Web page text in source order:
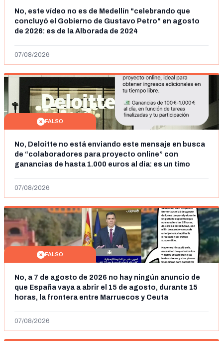
No, este vídeo no es de Medellín "celebrando que
concluyó el Gobierno de Gustavo Petro" en agosto
de 2026: es de la Alborada de 2024
07/08/2026
FALSO
No, Deloitte no está enviando este mensaje en busca
de “colaboradores para proyecto online” con
ganancias de hasta 1.000 euros al día: es un timo
07/08/2026
FALSO
No, a 7 de agosto de 2026 no hay ningún anuncio de
que España vaya a abrir el 15 de agosto, durante 15
horas, la frontera entre Marruecos y Ceuta
07/08/2026